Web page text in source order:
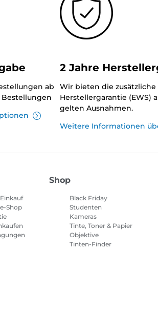
ab
Bestellungen
2 Jahre
Wir bieten die
Herstellergarantie (EWS)
gelten Ausnahmen.
Weitere Informationen
Shop
Shop
Black Friday
Studenten
Kameras
Tinte, Toner & Papier
Objektive
Tinten-Finder